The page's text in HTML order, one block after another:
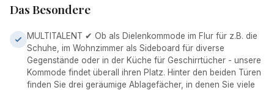
Das Besondere
MULTITALENT ✔ Ob als Dielenkommode im Flur für z.B. die
Schuhe, im Wohnzimmer als Sideboard für diverse
Gegenstände oder in der Küche für Geschirrtücher - unsere
Kommode findet überall ihren Platz. Hinter den beiden Türen
finden Sie drei geräumige Ablagefächer, in denen Sie viele